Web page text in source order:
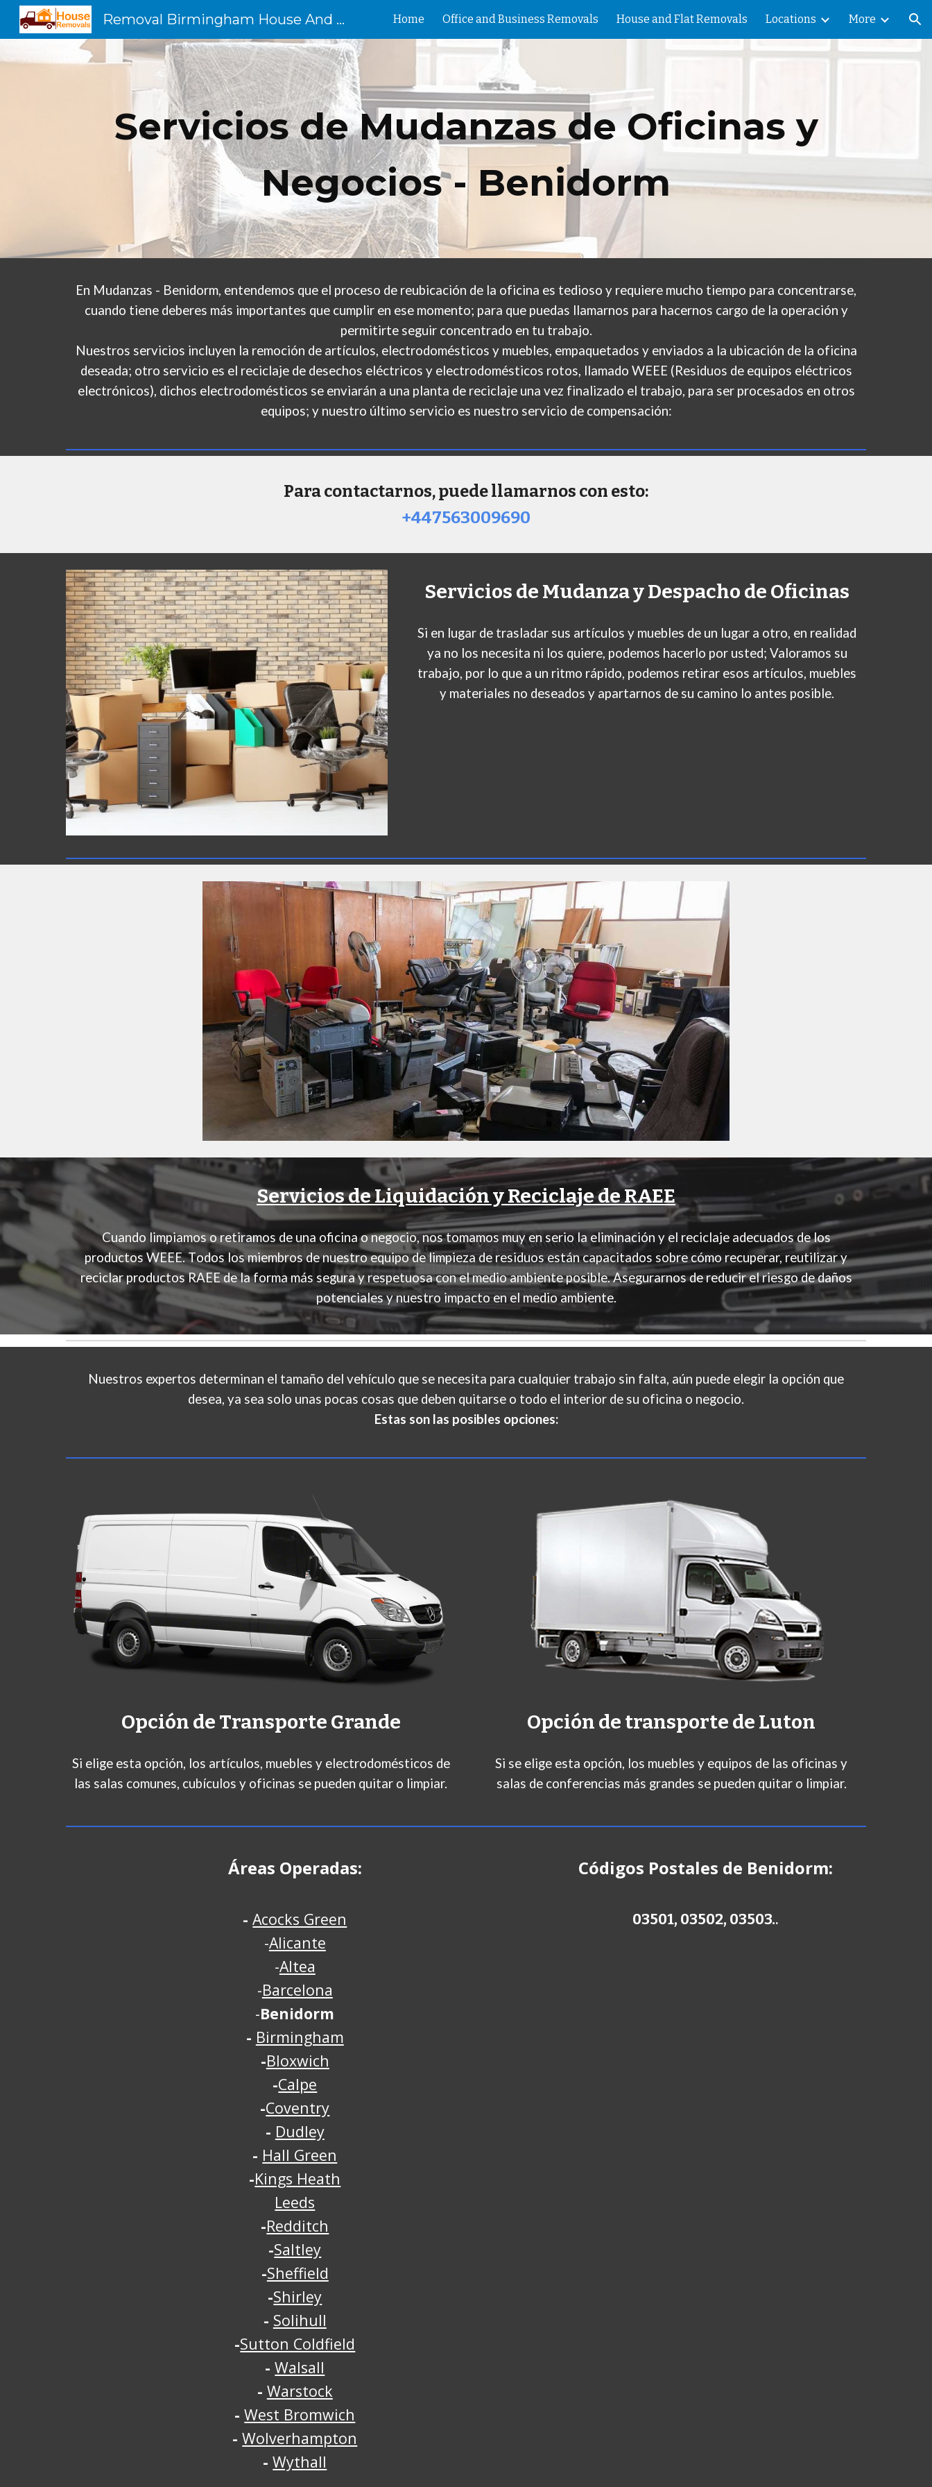
Skip to main content Skip to navigation
Removal Birmingham House And Flat Removals And Clearances Home Office and Business Removals House and Flat Removals Locations More
Servicios de Mudanzas de Oficinas y
Negocios - Benidorm
En Mudanzas - Benidorm, entendemos que el proceso de reubicación de la oficina es tedioso y requiere mucho tiempo para concentrarse,
cuando tiene deberes más importantes que cumplir en ese momento; para que puedas llamarnos para hacernos cargo de la operación y
permitirte seguir concentrado en tu trabajo.
Nuestros servicios incluyen la remoción de artículos, electrodomésticos y muebles, empaquetados y enviados a la ubicación de la oficina
deseada; otro servicio es el reciclaje de desechos eléctricos y electrodomésticos rotos, llamado WEEE (Residuos de equipos eléctricos
electrónicos), dichos electrodomésticos se enviarán a una planta de reciclaje una vez finalizado el trabajo, para ser procesados en otros
equipos; y nuestro último servicio es nuestro servicio de compensación:
Para contactarnos, puede llamarnos con esto:
+447563009690
Servicios de Mudanza y Despacho de Oficinas
Si en lugar de trasladar sus artículos y muebles de un lugar a otro, en realidad
ya no los necesita ni los quiere, podemos hacerlo por usted; Valoramos su
trabajo, por lo que a un ritmo rápido, podemos retirar esos artículos, muebles
y materiales no deseados y apartarnos de su camino lo antes posible.
Servicios de Liquidación y Reciclaje de RAEE
Cuando limpiamos o retiramos de una oficina o negocio, nos tomamos muy en serio la eliminación y el reciclaje adecuados de los
productos WEEE.Todos los miembros de nuestro equipo de limpieza de residuos están capacitados sobre cómo recuperar, reutilizar y
reciclar productos RAEE de la forma más segura y respetuosa con el medio ambiente posible. Asegurarnos de reducir el riesgo de daños
potenciales y nuestro impacto en el medio ambiente.
Nuestros expertos determinan el tamaño del vehículo que se necesita para cualquier trabajo sin falta, aún puede elegir la opción que
desea, ya sea solo unas pocas cosas que deben quitarse o todo el interior de su oficina o negocio.
Estas son las posibles opciones:
Opción de Transporte Grande
Si elige esta opción, los artículos, muebles y electrodomésticos de
las salas comunes, cubículos y oficinas se pueden quitar o limpiar.
Opción de transporte de Luton
Si se elige esta opción, los muebles y equipos de las oficinas y
salas de conferencias más grandes se pueden quitar o limpiar.
Áreas Operadas:
-Acocks Green
-Alicante
-Altea
-Barcelona
-Benidorm
- Birmingham
-Bloxwich
-Calpe
-Coventry
- Dudley
- Hall Green
-Kings Heath
Leeds
-Redditch
-Saltley
-Sheffield
-Shirley
- Solihull
-Sutton Coldfield
-Walsall
- Warstock
-West Bromwich
-Wolverhampton
-Wythall
Códigos Postales de Benidorm:
03501, 03502, 03503..